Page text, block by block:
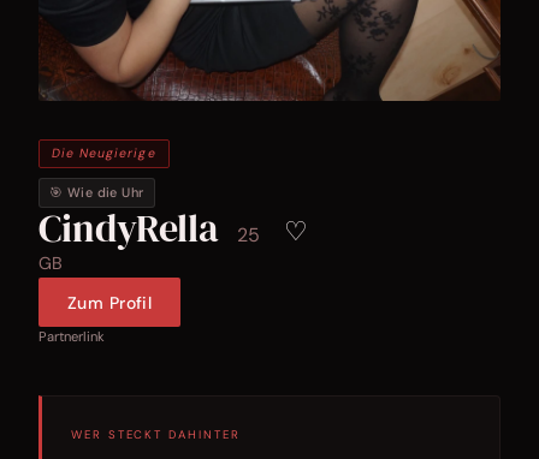
Die Neugierige
🎯 Wie die Uhr
CindyRella 25 ♡
GB
Zum Profil
Partnerlink
WER STECKT DAHINTER